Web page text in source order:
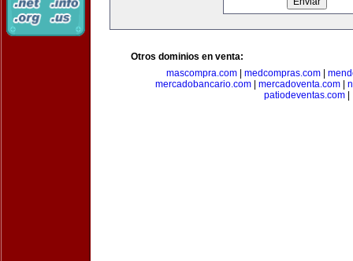
Otros dominios en venta:
mascompra.com| medcompras.com|
mercadobancario.com| mercadoventa.com|
patiodeventas.com|